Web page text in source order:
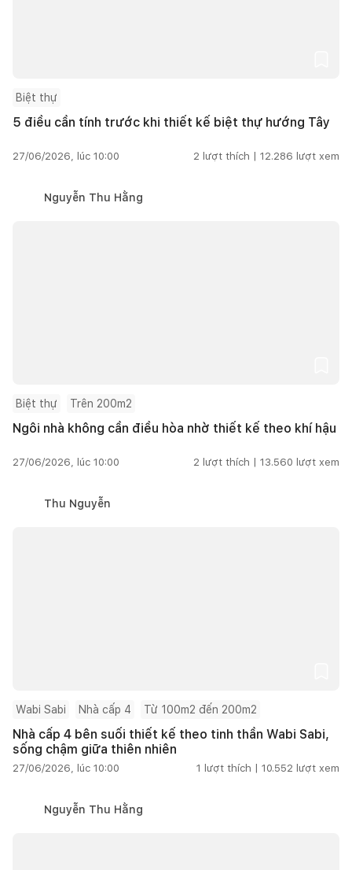
Biệt thự
5 điều cần tính trước khi thiết kế biệt thự hướng Tây
27/06/2026, lúc 10:00 2 lượt thích | 12.286 lượt xem
Nguyễn Thu Hằng
Biệt thự Trên 200m2
Ngôi nhà không cần điều hòa nhờ thiết kế theo khí hậu
27/06/2026, lúc 10:00 2 lượt thích | 13.560 lượt xem
Thu Nguyễn
Wabi Sabi Nhà cấp 4 Từ 100m2 đến 200m2
Nhà cấp 4 bên suối thiết kế theo tinh thần Wabi Sabi,
sống chậm giữa thiên nhiên
27/06/2026, lúc 10:00 1 lượt thích | 10.552 lượt xem
Nguyễn Thu Hằng